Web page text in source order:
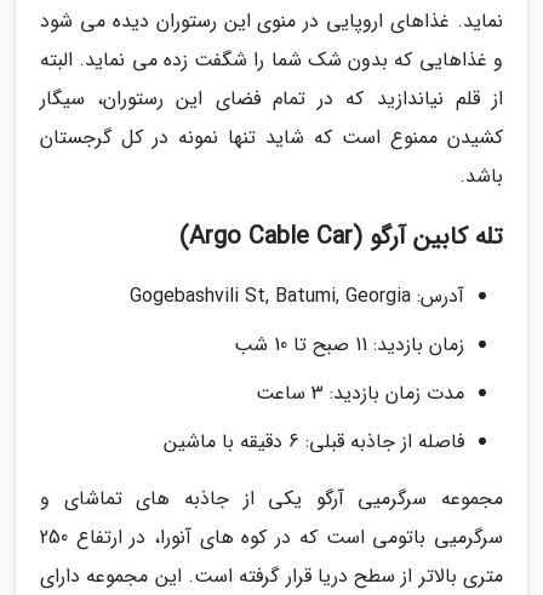
نماید. غذاهای اروپایی در منوی این رستوران دیده می شود
و غذاهایی که بدون شک شما را شگفت زده می نماید. البته
از قلم نیاندازید که در تمام فضای این رستوران، سیگار
کشیدن ممنوع است که شاید تنها نمونه در کل گرجستان
باشد.
تله کابین آرگو (Argo Cable Car)
آدرس: Gogebashvili St, Batumi, Georgia
زمان بازدید: 11 صبح تا 10 شب
مدت زمان بازدید: 3 ساعت
فاصله از جاذبه قبلی: 6 دقیقه با ماشین
مجموعه سرگرمیی آرگو یکی از جاذبه های تماشای و
سرگرمیی باتومی است که در کوه های آنورا، در ارتفاع 250
متری بالاتر از سطح دریا قرار گرفته است. این مجموعه دارای